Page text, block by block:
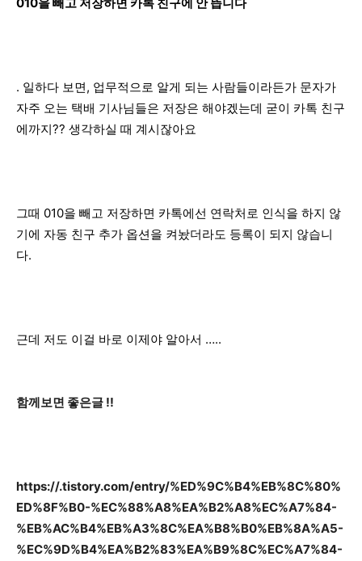
. 일하다 보면, 업무적으로 알게 되는 사람들이라든가 문자가
자주 오는 택배 기사님들은 저장은 해야겠는데 굳이 카톡 친구
에까지?? 생각하실 때 계시잖아요
그때 010을 빼고 저장하면 카톡에선 연락처로 인식을 하지 않
기에 자동 친구 추가 옵션을 켜놨더라도 등록이 되지 않습니
다.
근데 저도 이걸 바로 이제야 알아서 …..
함께보면 좋은글 !!
https://.tistory.com/entry/%ED%9C%B4%EB%8C%80%
ED%8F%B0-%EC%88%A8%EA%B2%A8%EC%A7%84-
%EB%AC%B4%EB%A3%8C%EA%B8%B0%EB%8A%A5-
%EC%9D%B4%EA%B2%83%EA%B9%8C%EC%A7%84-